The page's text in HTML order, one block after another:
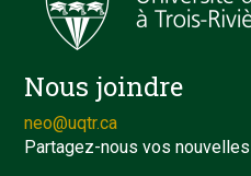
Nous joindre
neo@uqtr.ca
Partagez-nous vos